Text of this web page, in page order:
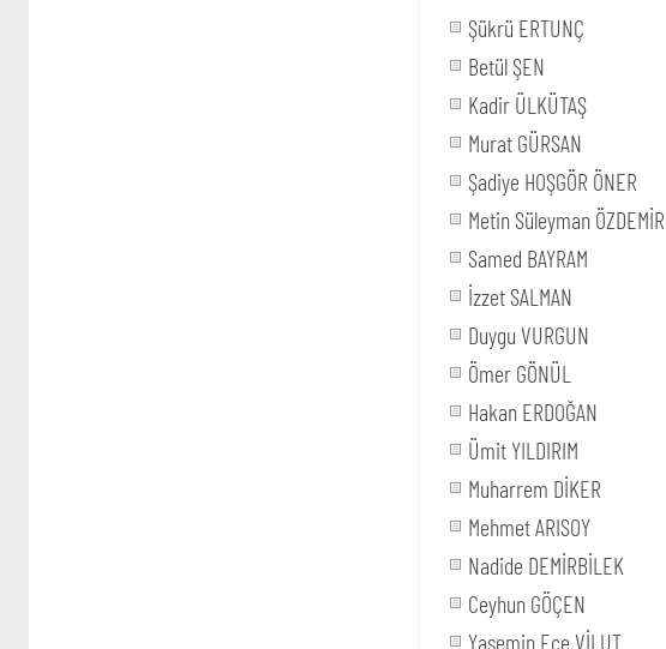
Şükrü ERTUNÇ
Betül ŞEN
Kadir ÜLKÜTAŞ
Murat GÜRSAN
Şadiye HOŞGÖR ÖNER
Metin Süleyman ÖZDEMİR
Samed BAYRAM
İzzet SALMAN
Duygu VURGUN
Ömer GÖNÜL
Hakan ERDOĞAN
Ümit YILDIRIM
Muharrem DİKER
Mehmet ARISOY
Nadide DEMİRBİLEK
Ceyhun GÖÇEN
Yasemin Ece VİLUT